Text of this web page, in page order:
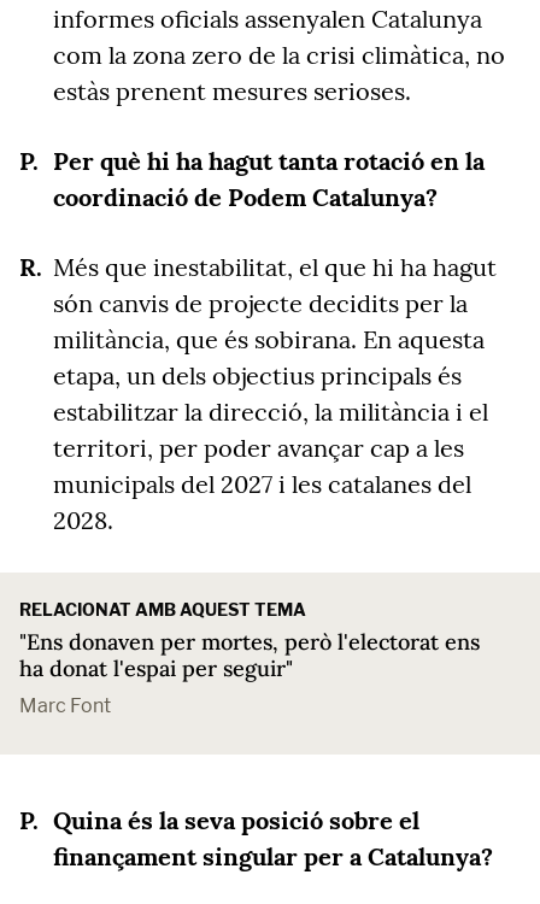
informes oficials assenyalen Catalunya
com la zona zero de la crisi climàtica, no
estàs prenent mesures serioses.
Per què hi ha hagut tanta rotació en la
coordinació de Podem Catalunya?
Més que inestabilitat, el que hi ha hagut
són canvis de projecte decidits per la
militància, que és sobirana. En aquesta
etapa, un dels objectius principals és
estabilitzar la direcció, la militància i el
territori, per poder avançar cap a les
municipals del 2027 i les catalanes del
2028.
RELACIONAT AMB AQUEST TEMA
"Ens donaven per mortes, però l'electorat ens
ha donat l'espai per seguir"
Marc Font
Quina és la seva posició sobre el
finançament singular per a Catalunya?